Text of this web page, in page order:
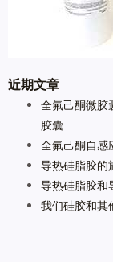
近期文章
全氟己酮微胶
胶囊
全氟己酮自感
导热硅脂胶的
导热硅脂胶和
我们硅胶和其